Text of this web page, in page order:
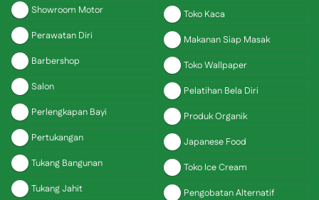
Showroom Motor
Perawatan Diri
Barbershop
Salon
Perlengkapan Bayi
Pertukangan
Tukang Bangunan
Tukang Jahit
Toko Kaca
Makanan Siap Masak
Toko Wallpaper
Pelatihan Bela Diri
Produk Organik
Japanese Food
Toko Ice Cream
Pengobatan Alternatif